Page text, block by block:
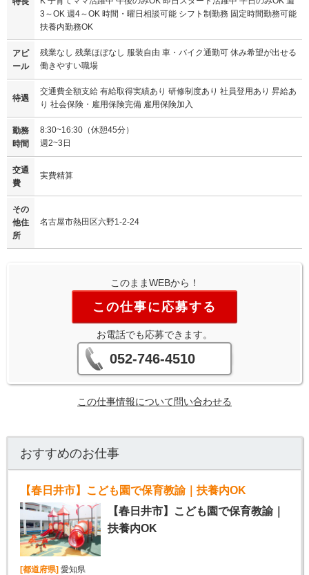
3～OK 週4～OK 時間・曜日相談可能 シフト制勤務 固定時間勤務可能
扶養内勤務OK
アピ
ール
残業なし 残業ほぼなし 服装自由 車・バイク通勤可 休み希望が出せる
働きやすい職場
待遇
交通費全額支給 有給取得実績あり 研修制度あり 社員登用あり 昇給あ
り 社会保険・雇用保険完備 雇用保険加入
勤務
時間
8:30~16:30（休憩45分）
週2~3日
交通
費
実費精算
その
他住
所
名古屋市熱田区六野1-2-24
このままWEBから！
この仕事に応募する
お電話でも応募できます。
052-746-4510
この仕事情報について問い合わせる
おすすめのお仕事
【春日井市】こども園で保育教諭｜扶養内OK
【春日井市】こども園で保育教諭｜
扶養内OK
[都道府県] 愛知県